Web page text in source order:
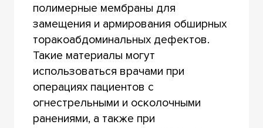
полимерные мембраны для
замещения и армирования обширных
торакоабдоминальных дефектов.
Такие материалы могут
использоваться врачами при
операциях пациентов с
огнестрельными и осколочными
ранениями, а также при